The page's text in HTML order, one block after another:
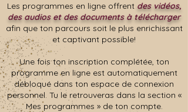
Les programmes en ligne offrent des vidéos,
des audios et des documents à télécharger
afin que ton parcours soit le plus enrichissant
et captivant possible!
Une fois ton inscription complétée, ton
programme en ligne est automatiquement
débloqué dans ton espace de connexion
personnel. Tu le retrouveras dans la section «
Mes programmes » de ton compte.